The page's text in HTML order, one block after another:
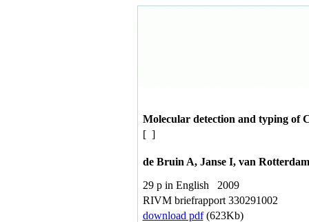
Molecular detection and typing of
[ ]
de Bruin A, Janse I, van
29 p in English 2009
RIVM briefrapport 330291002
download pdf(623Kb)